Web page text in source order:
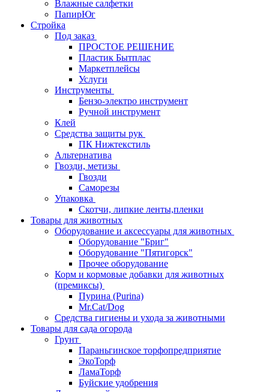
Влажные салфетки
ПапирЮг
Стройка
Под заказ
ПРОСТОЕ РЕШЕНИЕ
Пластик Бытплас
Маркетплейсы
Услуги
Инструменты
Бензо-электро инструмент
Ручной инструмент
Клей
Средства защиты рук
ПК Нижтекстиль
Альтернатива
Гвозди, метизы
Гвозди
Саморезы
Упаковка
Скотчи, липкие ленты,пленки
Товары для животных
Оборудование и аксессуары для животных
Оборудование "Бриг"
Оборудование "Пятигорск"
Прочее оборудование
Корм и кормовые добавки для животных
(премиксы)
Пурина (Purina)
Mr.Cat/Dog
Средства гигиены и ухода за животными
Товары для сада огорода
Грунт
Параньгинское торфопредприятие
ЭкоТорф
ЛамаТорф
Буйские удобрения